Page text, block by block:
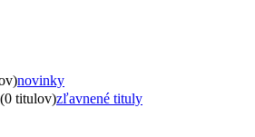
novinky
titulov)zľavnené tituly